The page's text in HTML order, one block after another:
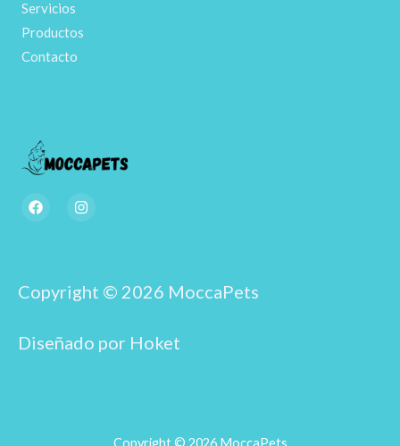
F
a
k
I
n
r
a
Servicios
Productos
Contacto
Copyright © 2026 MoccaPets
Diseñado por Hoket